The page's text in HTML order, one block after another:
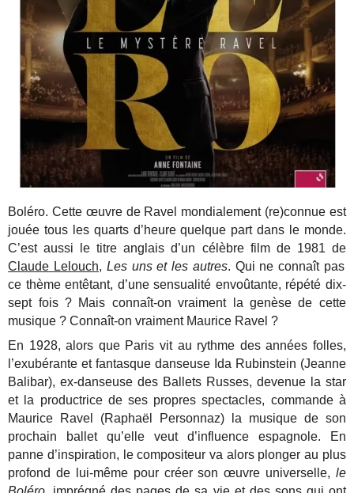
Boléro. Cette œuvre de Ravel mondialement (re)connue est
jouée tous les quarts d’heure quelque part dans le monde.
C’est aussi le titre anglais d’un célèbre film de 1981 de
Claude Lelouch, Les uns et les autres. Qui ne connaît pas
ce thème entêtant, d’une sensualité envoûtante, répété dix-
sept fois ? Mais connaît-on vraiment la genèse de cette
musique ? Connaît-on vraiment Maurice Ravel ?
En 1928, alors que Paris vit au rythme des années folles,
l’exubérante et fantasque danseuse Ida Rubinstein (Jeanne
Balibar), ex-danseuse des Ballets Russes, devenue la star
et la productrice de ses propres spectacles, commande à
Maurice Ravel (Raphaël Personnaz) la musique de son
prochain ballet qu’elle veut d’influence espagnole. En
panne d’inspiration, le compositeur va alors plonger au plus
profond de lui-même pour créer son œuvre universelle, le